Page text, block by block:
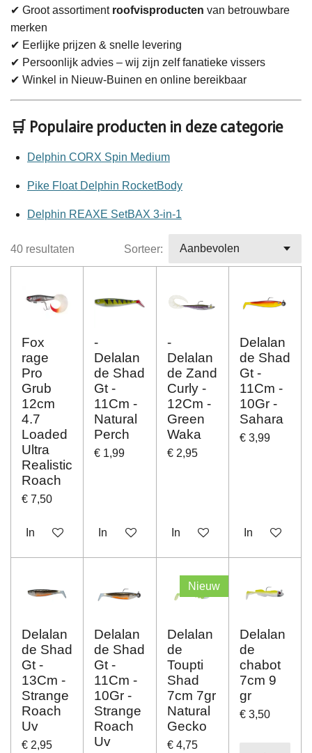
✔ Groot assortiment roofvisproducten van betrouwbare
merken
✔ Eerlijke prijzen & snelle levering
✔ Persoonlijk advies – wij zijn zelf fanatieke vissers
✔ Winkel in Nieuw-Buinen en online bereikbaar
🛒 Populaire producten in deze categorie
Delphin CORX Spin Medium
Pike Float Delphin RocketBody
Delphin REAXE SetBAX 3-in-1
40 resultaten Sorteer:
Fox
rage
Pro
Grub
12cm
4.7
Loaded
Ultra
Realistic
Roach
€ 7,50
In winkelwagen
-
Delalan
de Shad
Gt -
11Cm -
Natural
Perch
€ 1,99
In winkelwagen
-
Delalan
de Zand
Curly -
12Cm -
Green
Waka
€ 2,95
In winkelwagen
Delalan
de Shad
Gt -
11Cm -
10Gr -
Sahara
€ 3,99
In
Delalan
de Shad
Gt -
13Cm -
Strange
Roach
Uv
€ 2,95
Delalan
de Shad
Gt -
11Cm -
10Gr -
Strange
Roach
Uv
Nieuw
Delalan
de
Toupti
Shad
7cm 7gr
Natural
Gecko
€ 4,75
Delalan
de
chabot
7cm 9
gr
€ 3,50